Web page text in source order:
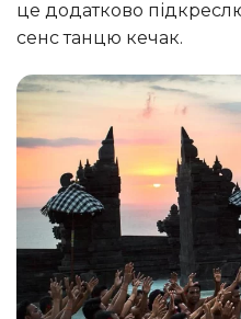
це додатково
сенс танцю кечак.